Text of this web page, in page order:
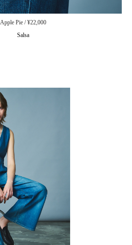
Apple Pie / ¥22,000
Salsa